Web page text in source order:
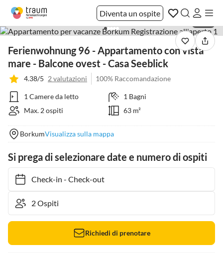
Diventa un ospite
Ferienwohnung 96 - Appartamento con vista
mare - Balcone ovest - Casa Seeblick
4.38/5 2 valutazioni 100% Raccomandazione
1 Camere da letto
1 Bagni
Max. 2 ospiti
63 m²
BorkumVisualizza sulla mappa
Si prega di selezionare date e numero di ospiti
Check-in- Check-out
Richiedi di prenotare